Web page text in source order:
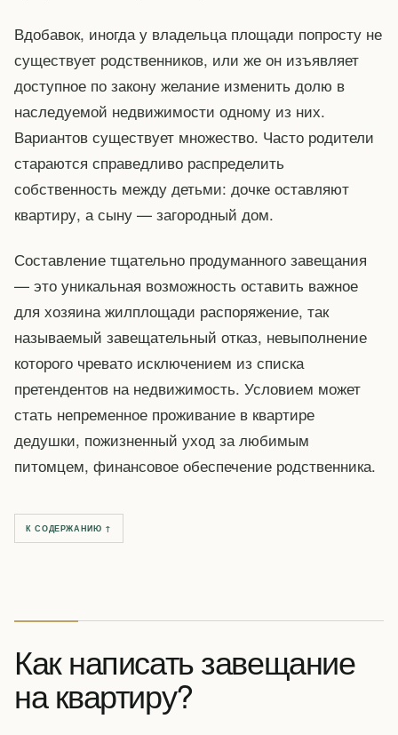
Вдобавок, иногда у владельца площади попросту не
существует родственников, или же он изъявляет
доступное по закону желание изменить долю в
наследуемой недвижимости одному из них.
Вариантов существует множество. Часто родители
стараются справедливо распределить
собственность между детьми: дочке оставляют
квартиру, а сыну — загородный дом.
Составление тщательно продуманного завещания
— это уникальная возможность оставить важное
для хозяина жилплощади распоряжение, так
называемый завещательный отказ, невыполнение
которого чревато исключением из списка
претендентов на недвижимость. Условием может
стать непременное проживание в квартире
дедушки, пожизненный уход за любимым
питомцем, финансовое обеспечение родственника.
К СОДЕРЖАНИЮ ↑
Как написать завещание
на квартиру?